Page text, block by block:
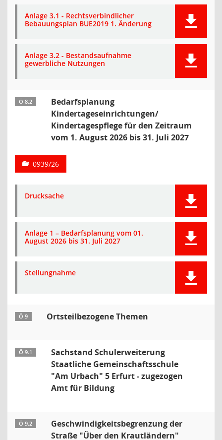
Anlage 3.1 - Rechtsverbindlicher
Bebauungsplan BUE2019 1. Änderung
Anlage 3.2 - Bestandsaufnahme
gewerbliche Nutzungen
Ö 8.2
Bedarfsplanung
Kindertageseinrichtungen/
Kindertagespflege für den Zeitraum
vom 1. August 2026 bis 31. Juli 2027
0939/26
Drucksache
Anlage 1 – Bedarfsplanung vom 01.
August 2026 bis 31. Juli 2027
Stellungnahme
Ö 9 Ortsteilbezogene Themen
Ö 9.1
Sachstand Schulerweiterung
Staatliche Gemeinschaftsschule
"Am Urbach" 5 Erfurt - zugezogen
Amt für Bildung
Ö 9.2
Geschwindigkeitsbegrenzung der
Straße "Über den Krautländern"